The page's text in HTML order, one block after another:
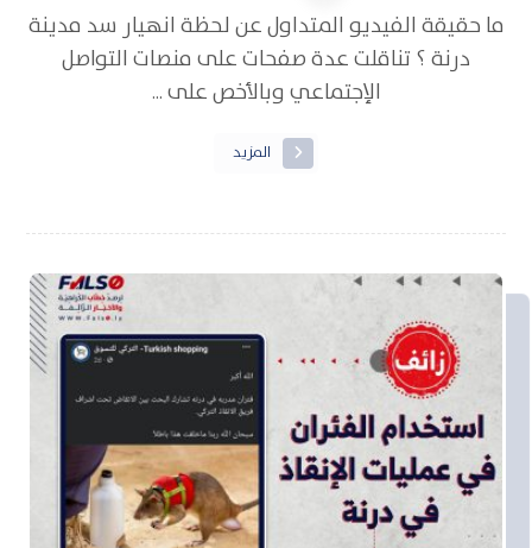
ما حقيقة الفيديو المتداول عن لحظة انهيار سد مدينة
درنة ؟ تناقلت عدة صفحات على منصات التواصل
الإجتماعي وبالأخص على ...
المزيد